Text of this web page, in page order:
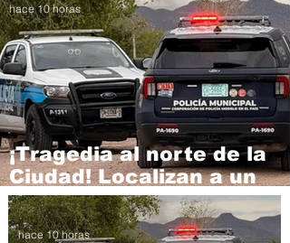
¡Tragedia al norte de la
Ciudad! Localizan a un
joven sin vida
hace 10 horas
hace 10 horas